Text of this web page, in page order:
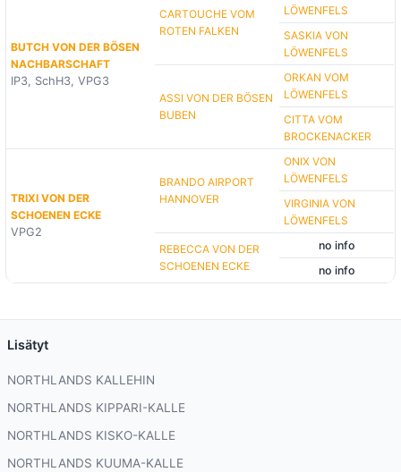
BUTCH VON DER BÖSEN
NACHBARSCHAFT
IP3, SchH3, VPG3
CARTOUCHE VOM
ROTEN FALKEN
LÖWENFELS
SASKIA VON
LÖWENFELS
ASSI VON DER BÖSEN
BUBEN
ORKAN VOM
LÖWENFELS
CITTA VOM
BROCKENACKER
TRIXI VON DER
SCHOENEN ECKE
VPG2
BRANDO AIRPORT
HANNOVER
ONIX VON
LÖWENFELS
VIRGINIA VON
LÖWENFELS
REBECCA VON DER
SCHOENEN ECKE
no info
no info
Lisätyt
NORTHLANDS KALLEHIN
NORTHLANDS KIPPARI-KALLE
NORTHLANDS KISKO-KALLE
NORTHLANDS KUUMA-KALLE